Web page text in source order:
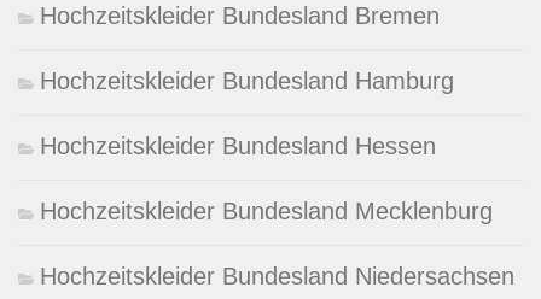
Hochzeitskleider Bundesland Bremen
Hochzeitskleider Bundesland Hamburg
Hochzeitskleider Bundesland Hessen
Hochzeitskleider Bundesland Mecklenburg
Hochzeitskleider Bundesland Niedersachsen